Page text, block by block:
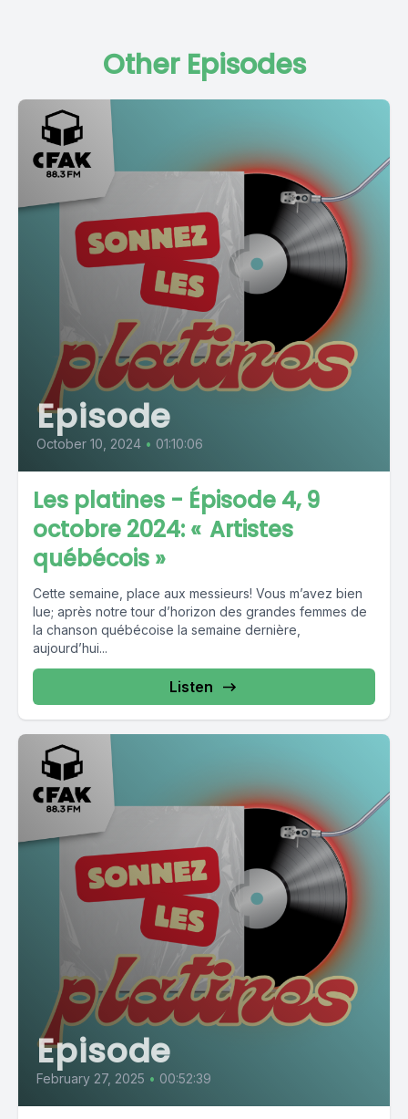
Other Episodes
Episode
October 10, 2024 • 01:10:06
Les platines - Épisode 4, 9
octobre 2024: « Artistes
québécois »
Cette semaine, place aux messieurs! Vous m’avez bien
lue; après notre tour d’horizon des grandes femmes de
la chanson québécoise la semaine dernière,
aujourd’hui...
Listen
Episode
February 27, 2025 • 00:52:39